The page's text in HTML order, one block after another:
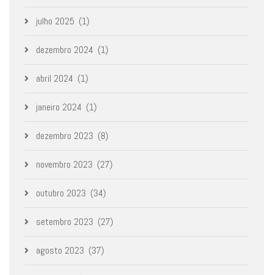
julho 2025 (1)
dezembro 2024 (1)
abril 2024 (1)
janeiro 2024 (1)
dezembro 2023 (8)
novembro 2023 (27)
outubro 2023 (34)
setembro 2023 (27)
agosto 2023 (37)